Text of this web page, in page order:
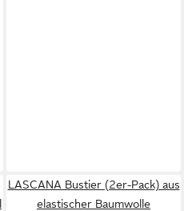
LASCANA Bustier (2er-Pack) aus
elastischer Baumwolle